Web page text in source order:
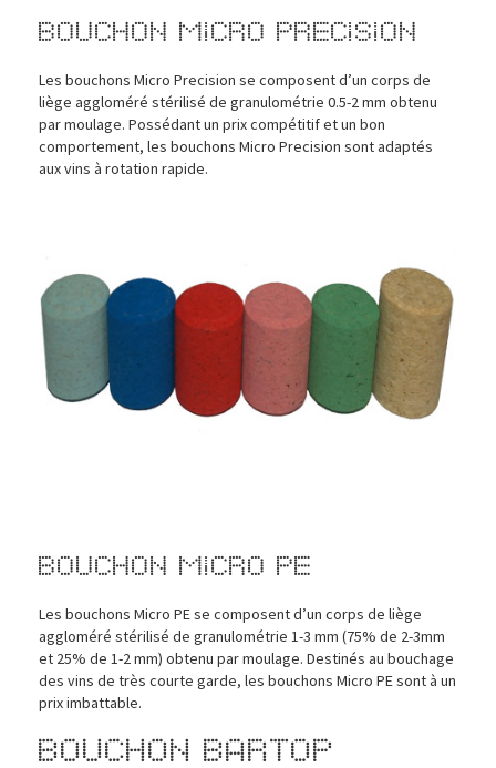
Bouchon Micro Precision
Les bouchons Micro Precision se composent d’un corps de
liège aggloméré stérilisé de granulométrie 0.5-2 mm obtenu
par moulage. Possédant un prix compétitif et un bon
comportement, les bouchons Micro Precision sont adaptés
aux vins à rotation rapide.
Bouchon Micro PE
Les bouchons Micro PE se composent d’un corps de liège
aggloméré stérilisé de granulométrie 1-3 mm (75% de 2-3mm
et 25% de 1-2 mm) obtenu par moulage. Destinés au bouchage
des vins de très courte garde, les bouchons Micro PE sont à un
prix imbattable.
BOUCHON BARTOP